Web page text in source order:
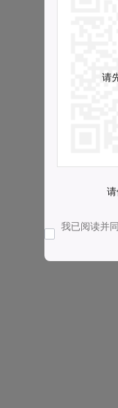
请
我已阅读并